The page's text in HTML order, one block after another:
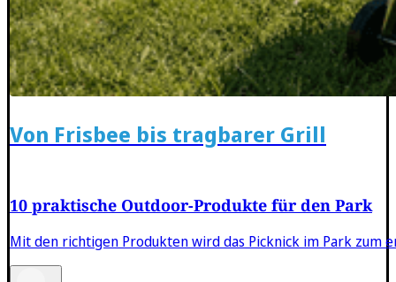
Von Frisbee bis tragbarer Grill
10 praktische Outdoor-Produkte für den Park
Mit den richtigen Produkten wird das Picknick im Park zum